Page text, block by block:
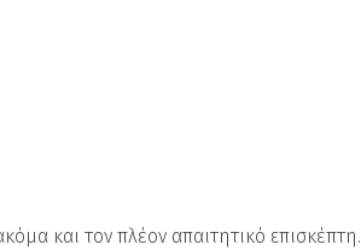
και τον πλέον απαιτητικό επισκέπτη.